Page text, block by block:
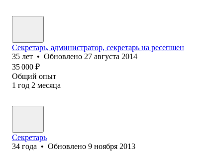
Секретарь, администратор, секретарь на ресепшен
35 лет • Обновлено 27 августа 2014
35 000 ₽
Общий опыт
1 год 2 месяца
Секретарь
34 года • Обновлено 9 ноября 2013